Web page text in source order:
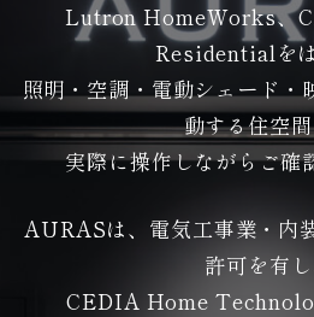
Lutron HomeWorks、
Residentialを
照明・空調・電動シェード・
動する住空
実際に操作しながらご確
AURASは、電気工事業・内
許可を有し
CEDIA Home